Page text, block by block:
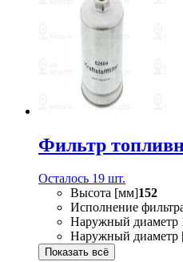
Фильтр
Осталось 19 шт.
Высота [мм]152
Исполнение
Наружный диаметр
Наружный
Показать всё